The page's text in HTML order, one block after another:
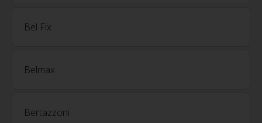
Bel Fix
Belmax
Bertazzoni